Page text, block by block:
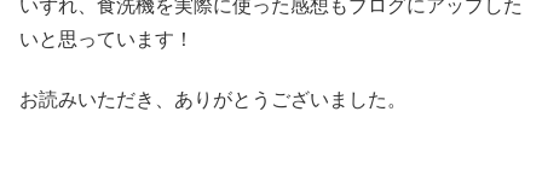
いずれ、食洗機を実際に使った感想もブログにアップした
いと思っています！
お読みいただき、ありがとうございました。